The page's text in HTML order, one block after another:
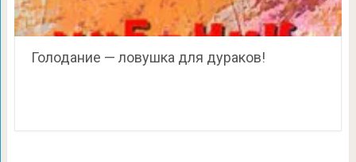
Голодание — ловушка для дураков!